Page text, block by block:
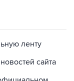
сайта